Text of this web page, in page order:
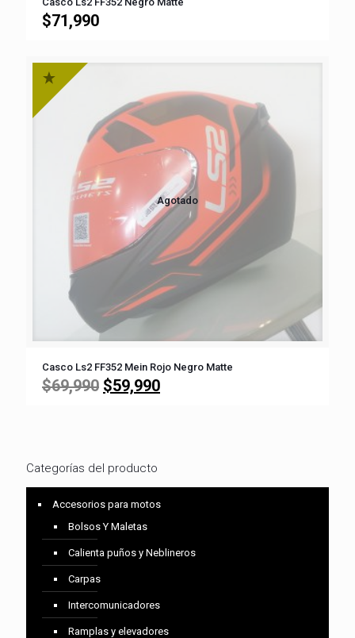
$71,990
Agotado
Casco Ls2 FF352 Mein Rojo Negro Matte
$69,990 El
precio
$59,990El
precio
Categorías del producto
Accesorios para motos
Bolsos Y Maletas
Calienta puños y Neblineros
Carpas
Intercomunicadores
Ramplas y elevadores